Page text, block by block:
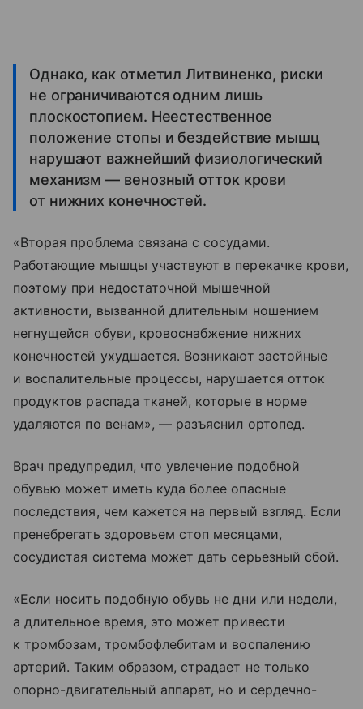
Однако, как отметил Литвиненко, риски
не ограничиваются одним лишь
плоскостопием. Неестественное
положение стопы и бездействие мышц
нарушают важнейший физиологический
механизм — венозный отток крови
от нижних конечностей.
«Вторая проблема связана с сосудами.
Работающие мышцы участвуют в перекачке крови,
поэтому при недостаточной мышечной
активности, вызванной длительным ношением
негнущейся обуви, кровоснабжение нижних
конечностей ухудшается. Возникают застойные
и воспалительные процессы, нарушается отток
продуктов распада тканей, которые в норме
удаляются по венам», — разъяснил ортопед.
Врач предупредил, что увлечение подобной
обувью может иметь куда более опасные
последствия, чем кажется на первый взгляд. Если
пренебрегать здоровьем стоп месяцами,
сосудистая система может дать серьезный сбой.
«Если носить подобную обувь не дни или недели,
а длительное время, это может привести
к тромбозам, тромбофлебитам и воспалению
артерий. Таким образом, страдает не только
опорно-двигательный аппарат, но и сердечно-